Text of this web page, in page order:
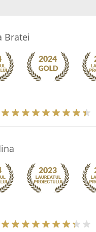
Bratei